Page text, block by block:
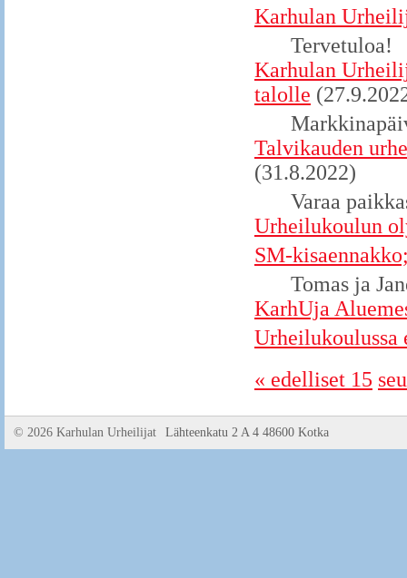
Karhulan
Tervetuloa!
Karhulan
talolle
Talvikauden
(31.8.2022)
Varaa
Urheilukoulun
SM-
Tomas ja
KarhUja
Urheilukoulussa
« edelliset 15
© 2026 Karhulan Urheilijat Lähteenkatu 2 A 4 48600 Kotka